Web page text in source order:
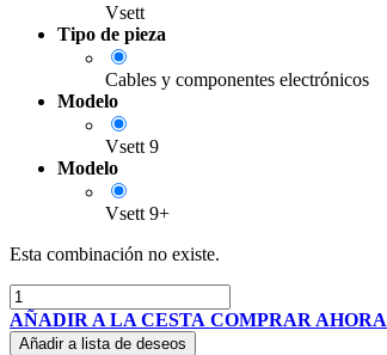
Vsett
Tipo de pieza
Cables y componentes electrónicos
Modelo
Vsett 9
Modelo
Vsett 9+
Esta combinación no existe.
AÑADIR A LA CESTA COMPRAR AHORA
Añadir a lista de deseos